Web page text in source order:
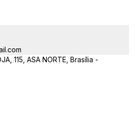
115, ASA NORTE, Brasília -